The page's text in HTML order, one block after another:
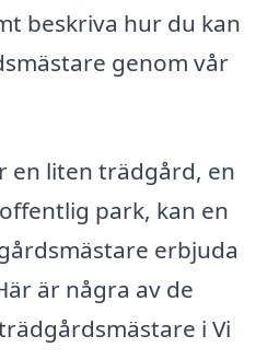
beskriva hur du kan
genom vår
en liten trädgård, en
park, kan en
erbjuda
är några av de
i Vi